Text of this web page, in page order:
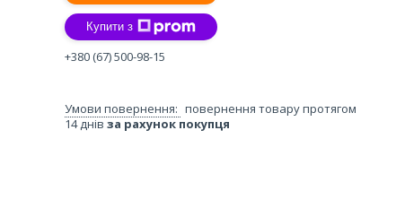
Купити з
+380 (67) 500-98-15
повернення товару протягом
14 днів за рахунок покупця